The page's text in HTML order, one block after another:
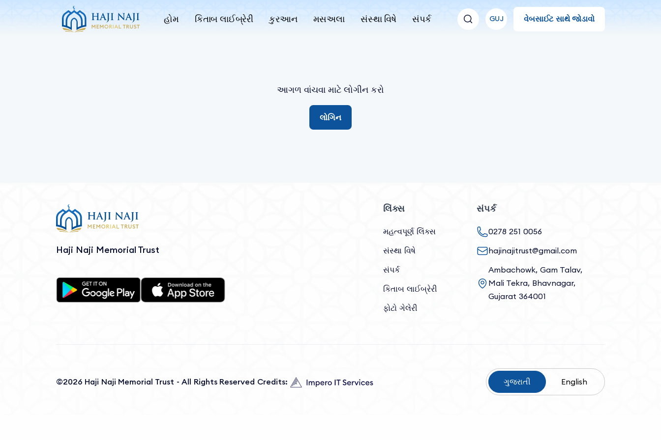
હોમ કિતાબ લાઈબ્રેરી કુરઆન મસઅલા સંસ્થા વિષે સંપર્ક GUJ વેબસાઈટ સાથે જોડાવો
આગળ વાંચવા માટે લોગીન કરો
લોગિન
Haji Naji Memorial Trust
લિંક્સ
મહત્વપૂર્ણ લિંક્સ
સંસ્થા વિષે
સંપર્ક
કિતાબ લાઈબ્રેરી
ફોટો ગેલેરી
સંપર્ક
0278 251 0056
hajinajitrust@gmail.com
Ambachowk, Gam Talav,
Mali Tekra, Bhavnagar,
Gujarat 364001
©2026 Haji Naji Memorial Trust - All Rights Reserved Credits: ગુજરાતી English